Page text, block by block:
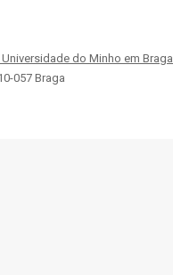
do Minho em Braga
057 Braga